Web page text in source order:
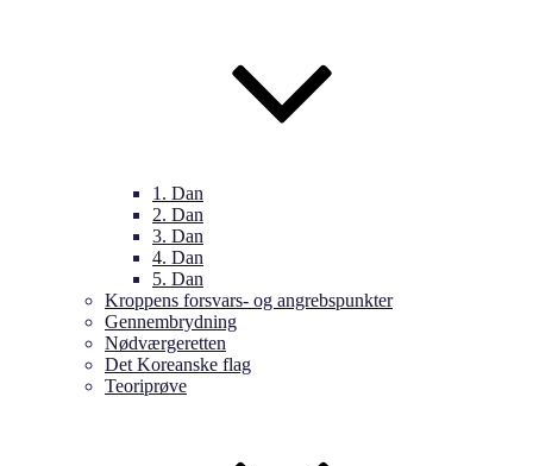
1. Dan
2. Dan
3. Dan
4. Dan
5. Dan
Kroppens forsvars- og angrebspunkter
Gennembrydning
Nødværgeretten
Det Koreanske flag
Teoriprøve